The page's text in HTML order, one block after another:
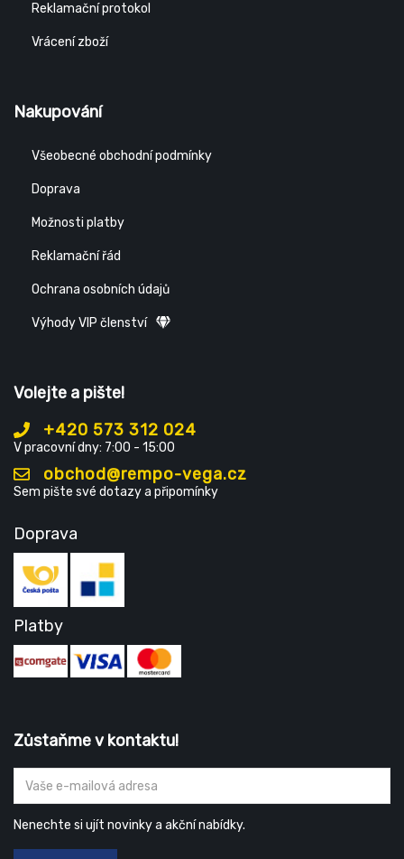
Reklamační protokol
Vrácení zboží
Nakupování
Všeobecné obchodní podmínky
Doprava
Možnosti platby
Reklamační řád
Ochrana osobních údajů
Výhody VIP členství
Volejte a pište!
+420 573 312 024
V pracovní dny: 7:00 - 15:00
obchod@rempo-vega.cz
Sem pište své dotazy a připomínky
Doprava
Platby
Zůstaňme v kontaktu!
Nenechte si ujít novinky a akční nabídky.